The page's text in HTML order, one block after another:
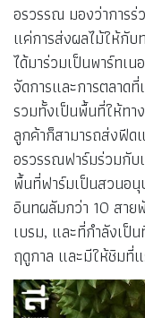
อรวรรณ มองว่าการร่
แค่การส่งผลไม้ให้กับ
ได้มาร่วมเป็นพาร์ทเ
จัดการและการตลาด
รวมทั้งเป็นพื้นที่ให้ทา
ลูกค้าก็สามารถส่งฟี
อรวรรณฟาร์มร่วมกับ
พื้นที่ฟาร์มเป็นสวนอ
อินทผลัมกว่า 10 สาย
เบรม, และที่กำลังเป็
ฤดูกาล และมีให้ชิมที่